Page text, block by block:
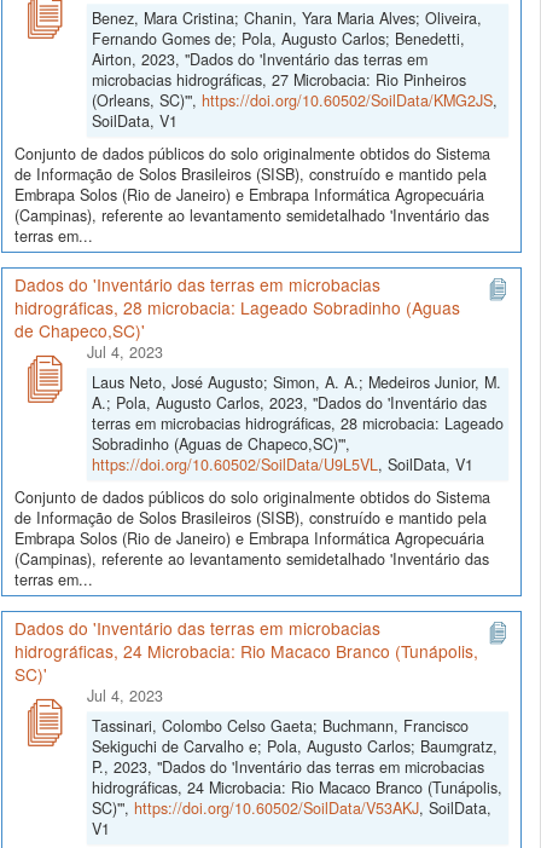
Benez, Mara Cristina; Chanin, Yara Maria Alves; Oliveira,
Fernando Gomes de; Pola, Augusto Carlos; Benedetti,
Airton, 2023, "Dados do 'Inventário das terras em
microbacias hidrográficas, 27 Microbacia: Rio Pinheiros
(Orleans, SC)'", https://doi.org/10.60502/SoilData/KMG2JS,
SoilData, V1
Conjunto de dados públicos do solo originalmente obtidos do Sistema
de Informação de Solos Brasileiros (SISB), construído e mantido pela
Embrapa Solos (Rio de Janeiro) e Embrapa Informática Agropecuária
(Campinas), referente ao levantamento semidetalhado 'Inventário das
terras em...
Dados do 'Inventário das terras em microbacias
hidrográficas, 28 microbacia: Lageado Sobradinho (Aguas
de Chapeco,SC)'
Jul 4, 2023
Laus Neto, José Augusto; Simon, A. A.; Medeiros Junior, M.
A.; Pola, Augusto Carlos, 2023, "Dados do 'Inventário das
terras em microbacias hidrográficas, 28 microbacia: Lageado
Sobradinho (Aguas de Chapeco,SC)'",
https://doi.org/10.60502/SoilData/U9L5VL, SoilData, V1
Conjunto de dados públicos do solo originalmente obtidos do Sistema
de Informação de Solos Brasileiros (SISB), construído e mantido pela
Embrapa Solos (Rio de Janeiro) e Embrapa Informática Agropecuária
(Campinas), referente ao levantamento semidetalhado 'Inventário das
terras em...
Dados do 'Inventário das terras em microbacias
hidrográficas, 24 Microbacia: Rio Macaco Branco (Tunápolis,
SC)'
Jul 4, 2023
Tassinari, Colombo Celso Gaeta; Buchmann, Francisco
Sekiguchi de Carvalho e; Pola, Augusto Carlos; Baumgratz,
P., 2023, "Dados do 'Inventário das terras em microbacias
hidrográficas, 24 Microbacia: Rio Macaco Branco (Tunápolis,
SC)'", https://doi.org/10.60502/SoilData/V53AKJ, SoilData,
V1